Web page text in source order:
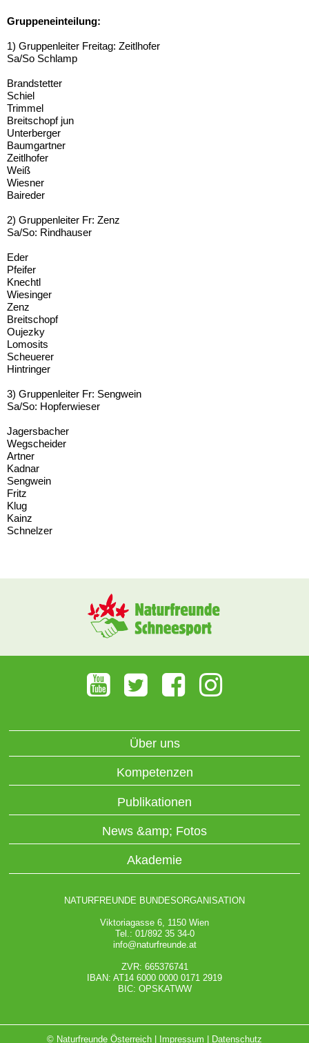
Gruppeneinteilung:
1) Gruppenleiter Freitag: Zeitlhofer
Sa/So Schlamp
Brandstetter
Schiel
Trimmel
Breitschopf jun
Unterberger
Baumgartner
Zeitlhofer
Weiß
Wiesner
Baireder
2) Gruppenleiter Fr: Zenz
Sa/So: Rindhauser
Eder
Pfeifer
Knechtl
Wiesinger
Zenz
Breitschopf
Oujezky
Lomosits
Scheuerer
Hintringer
3) Gruppenleiter Fr: Sengwein
Sa/So: Hopferwieser
Jagersbacher
Wegscheider
Artner
Kadnar
Sengwein
Fritz
Klug
Kainz
Schnelzer
Über uns
Kompetenzen
Publikationen
News &amp; Fotos
Akademie
NATURFREUNDE BUNDESORGANISATION
Viktoriagasse 6, 1150 Wien
Tel.: 01/892 35 34-0
info@naturfreunde.at
ZVR: 665376741
IBAN: AT14 6000 0000 0171 2919
BIC: OPSKATWW
© Naturfreunde Österreich | Impressum | Datenschutz